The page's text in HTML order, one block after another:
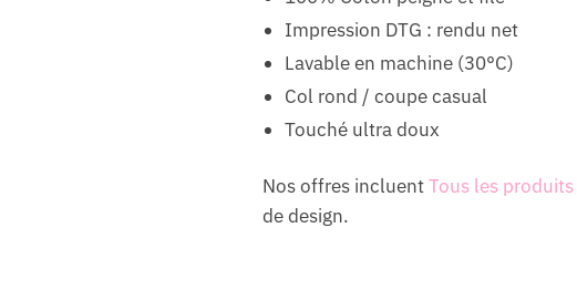
Impression DTG : rendu net
Lavable en machine (30°C)
Col rond / coupe casual
Touché ultra doux
Nos offres incluentTous les produits
de design.